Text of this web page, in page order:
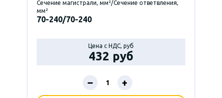
Сечение магистрали, мм²/Сечение ответвления,
мм²
70-240/70-240
Цена с НДС, руб
432 руб
– +